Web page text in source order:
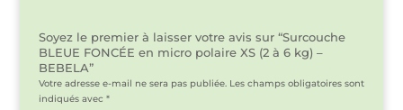
(2
à
6
kg)
-
Soyez le premier à laisser votre avis sur “Surcouche
BLEUE FONCÉE en micro polaire XS (2 à 6 kg) –
BEBELA”
Votre adresse e-mail ne sera pas publiée. Les champs obligatoires sont
indiqués avec *